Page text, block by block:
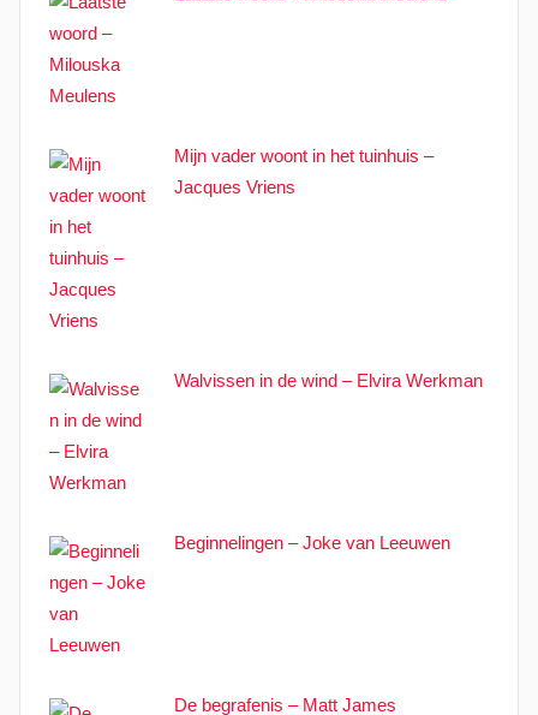
Mijn vader woont in het tuinhuis –
Jacques Vriens
Walvissen in de wind – Elvira Werkman
Beginnelingen – Joke van Leeuwen
De begrafenis – Matt James